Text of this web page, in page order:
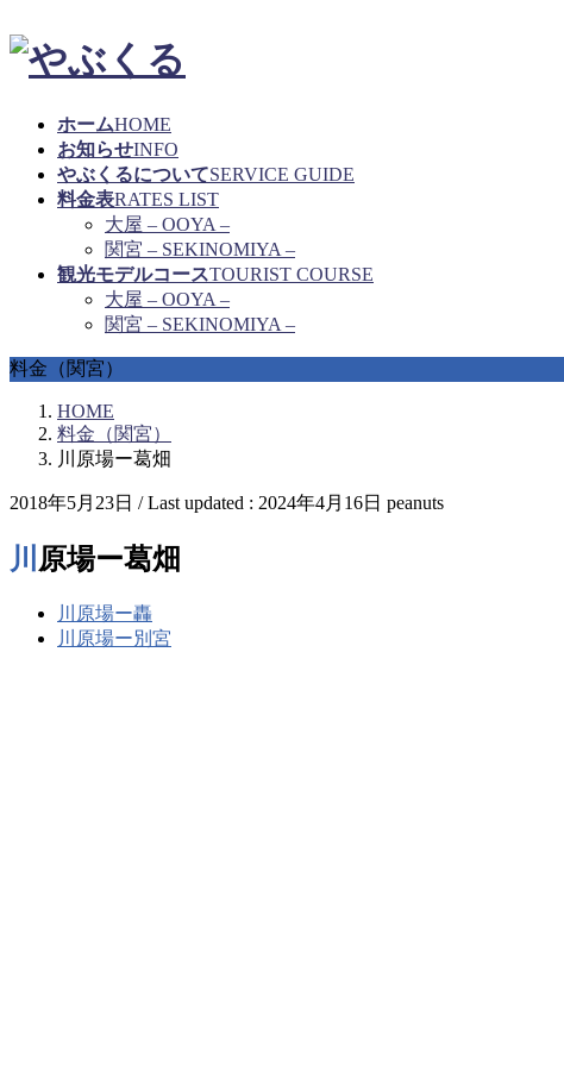
ホームHOME
お知らせINFO
やぶくるについてSERVICE GUIDE
料金表RATES LIST
大屋 – OOYA –
関宮 – SEKINOMIYA –
観光モデルコースTOURIST COURSE
大屋 – OOYA –
関宮 – SEKINOMIYA –
料金（関宮）
HOME
料金（関宮）
川原場ー葛畑
2018年5月23日 / Last updated : 2024年4月16日 peanuts
川原場ー葛畑
川原場ー轟
川原場ー別宮